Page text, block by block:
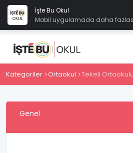
İşte Bu Okul
Mobil uygulamada daha
Kategoriler Ortaokul Tekeli Ortaokulu
Genel